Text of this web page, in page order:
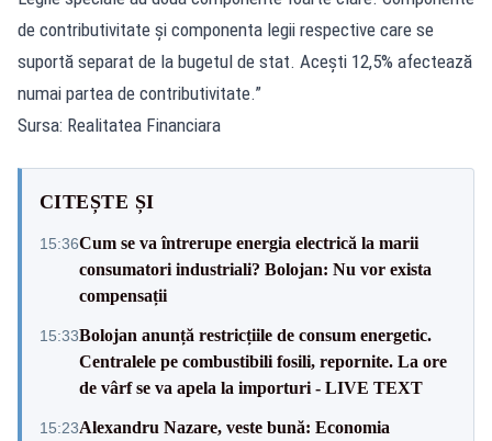
de contributivitate și componenta legii respective care se
suportă separat de la bugetul de stat. Acești 12,5% afectează
numai partea de contributivitate.”
Sursa: Realitatea Financiara
CITEȘTE ȘI
15:36Cum se va întrerupe energia electrică la marii
consumatori industriali? Bolojan: Nu vor exista
compensații
15:33Bolojan anunță restricțiile de consum energetic.
Centralele pe combustibili fosili, repornite. La ore
de vârf se va apela la importuri - LIVE TEXT
15:23Alexandru Nazare, veste bună: Economia